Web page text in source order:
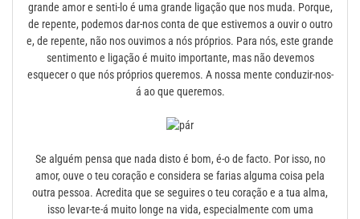
grande amor e senti-lo é uma grande ligação que nos muda. Porque,
de repente, podemos dar-nos conta de que estivemos a ouvir o outro
e, de repente, não nos ouvimos a nós próprios. Para nós, este grande
sentimento e ligação é muito importante, mas não devemos
esquecer o que nós próprios queremos. A nossa mente conduzir-nos-
á ao que queremos.
Se alguém pensa que nada disto é bom, é-o de facto. Por isso, no
amor, ouve o teu coração e considera se farias alguma coisa pela
outra pessoa. Acredita que se seguires o teu coração e a tua alma,
isso levar-te-á muito longe na vida, especialmente com uma